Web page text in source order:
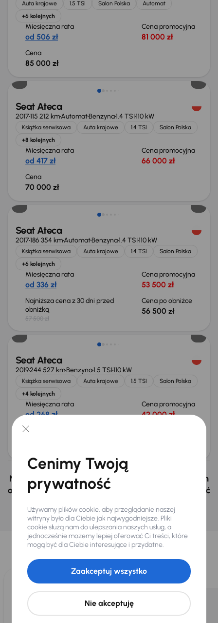
Auta krajowe 1.5 TSI Salon Polska
Automat
+6 kolejnych
Miesięczna rata
od 506 zł
Cena promocyjna
81 000 zł
Cena
85 000 zł
Seat Ateca
2017115 212 kmAutomatBenzyna1.4 TSI110 kW
Książka serwisowa Auta krajowe 1.4 TSI
Salon Polska
+8 kolejnych
Miesięczna rata
od 417 zł
Cena promocyjna
66 000 zł
Cena
70 000 zł
Seat Ateca
2017186 354 kmAutomatBenzyna1.4 TSI110 kW
Książka serwisowa Auta krajowe 1.4 TSI
Salon Polska
+6 kolejnych
Miesięczna rata
od 336 zł
Cena promocyjna
53 500 zł
Najniższa cena z 30 dni przed
obniżką
57 500 zł
Cena po obniżce
56 500 zł
Taniej o 1 000 zł
Seat Ateca
2019244 527 kmBenzyna1.5 TSI110 kW
Książka serwisowa Auta krajowe 1.5 TSI
Salon Polska
+4 kolejnych
Miesięczna rata
od 268 zł
Cena promocyjna
42 000 zł
Najniższa cena z 30 dni przed
Nie wybrałeś auto z oferty? Nie szkodzi, w naszych
oddziałach w Czechach i na Słowacji możemy mieć
Znajdź podobny samochód
Wybraliśmy dla Ciebie
Cenimy Twoją
prywatność
Używamy plików cookie, aby przeglądanie naszej
witryny było dla Ciebie jak najwygodniejsze. Pliki
cookie służą nam do ulepszania naszych usług, a
jednocześnie możemy lepiej oferować Ci treści, które
mogą być dla Ciebie interesujące i przydatne.
Nie akceptuję
Zaakceptuj wszystko